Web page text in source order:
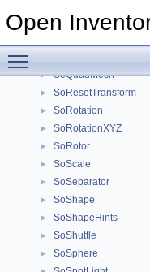
Open
► SoProfile
► SoQuadMesh
► SoResetTransform
► SoRotation
► SoRotationXYZ
► SoRotor
► SoScale
► SoSeparator
► SoShape
► SoShapeHints
► SoShuttle
► SoSphere